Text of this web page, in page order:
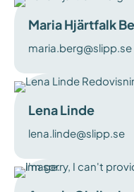
Maria Hjärtfalk
maria.berg@slipp.se
Lena Linde
lena.linde@slipp.se